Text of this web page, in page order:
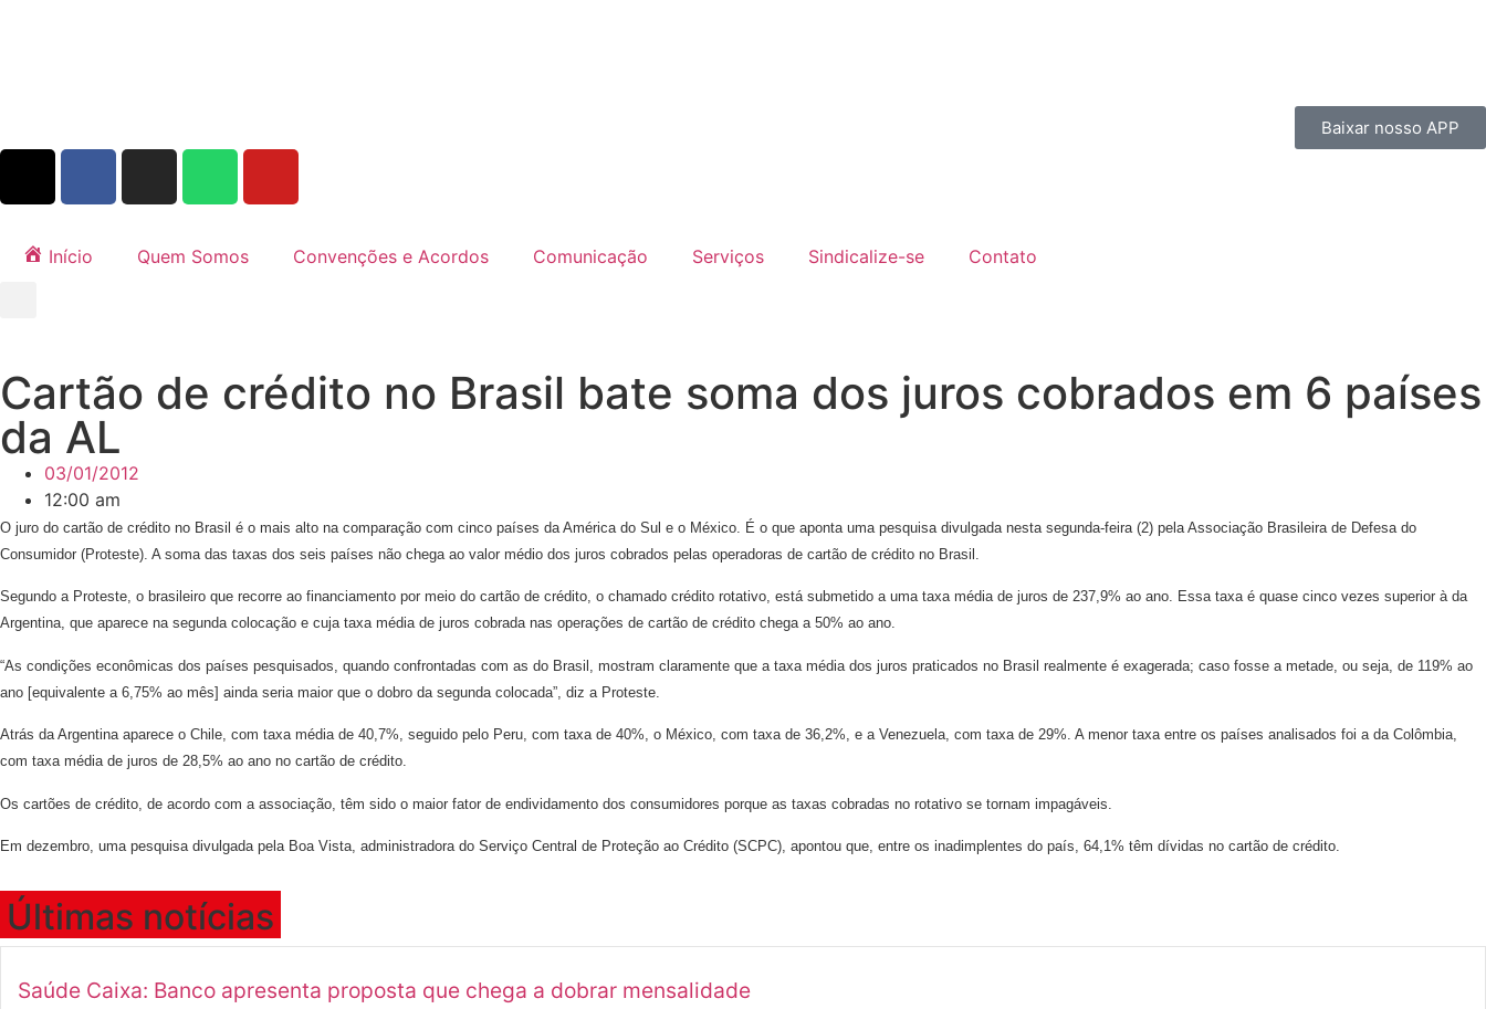
Baixar nosso APP
Início Quem Somos Convenções e Acordos Comunicação Serviços Sindicalize-se Contato
Cartão de crédito no Brasil bate soma dos juros cobrados em 6 países
da AL
03/01/2012
12:00 am
O juro do cartão de crédito no Brasil é o mais alto na comparação com cinco países da América do Sul e o México. É o que aponta uma pesquisa divulgada nesta segunda-feira (2) pela Associação Brasileira de Defesa do
Consumidor (Proteste). A soma das taxas dos seis países não chega ao valor médio dos juros cobrados pelas operadoras de cartão de crédito no Brasil.
Segundo a Proteste, o brasileiro que recorre ao financiamento por meio do cartão de crédito, o chamado crédito rotativo, está submetido a uma taxa média de juros de 237,9% ao ano. Essa taxa é quase cinco vezes superior à da
Argentina, que aparece na segunda colocação e cuja taxa média de juros cobrada nas operações de cartão de crédito chega a 50% ao ano.
“As condições econômicas dos países pesquisados, quando confrontadas com as do Brasil, mostram claramente que a taxa média dos juros praticados no Brasil realmente é exagerada; caso fosse a metade, ou seja, de 119% ao
ano [equivalente a 6,75% ao mês] ainda seria maior que o dobro da segunda colocada”, diz a Proteste.
Atrás da Argentina aparece o Chile, com taxa média de 40,7%, seguido pelo Peru, com taxa de 40%, o México, com taxa de 36,2%, e a Venezuela, com taxa de 29%. A menor taxa entre os países analisados foi a da Colômbia,
com taxa média de juros de 28,5% ao ano no cartão de crédito.
Os cartões de crédito, de acordo com a associação, têm sido o maior fator de endividamento dos consumidores porque as taxas cobradas no rotativo se tornam impagáveis.
Em dezembro, uma pesquisa divulgada pela Boa Vista, administradora do Serviço Central de Proteção ao Crédito (SCPC), apontou que, entre os inadimplentes do país, 64,1% têm dívidas no cartão de crédito.
Últimas notícias
Saúde Caixa: Banco apresenta proposta que chega a dobrar mensalidade